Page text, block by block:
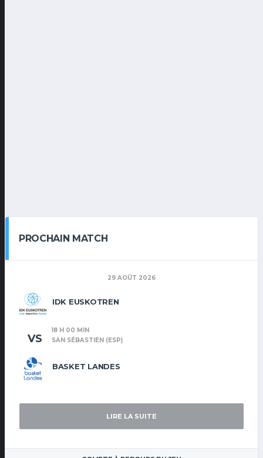
PROCHAIN MATCH
29 AOÛT 2026
IDK EUSKOTREN
BASKET LANDES
VS
18 H 00 MIN
SAN SÉBASTIEN (ESP)
LIRE LA SUITE